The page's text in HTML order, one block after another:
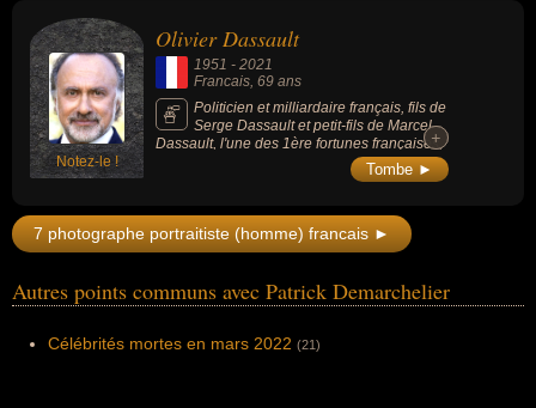
Notez-le !
Olivier Dassault
1951 - 2021
Francais , 69 ans
Politicien et milliardaire français, fils de
Serge Dassault et petit-fils de Marcel
Dassault, l'une des 1ère fortunes françaises,
le magazine Forbes le classe 361e fortune
mondiale en 2020, à égalité avec ses deux
d'euros.
+
+
Tombe ►
7 photographe portraitiste (homme) francais ►
Autres points communs avec Patrick Demarchelier
Célébrités mortes en mars 2022 (21)